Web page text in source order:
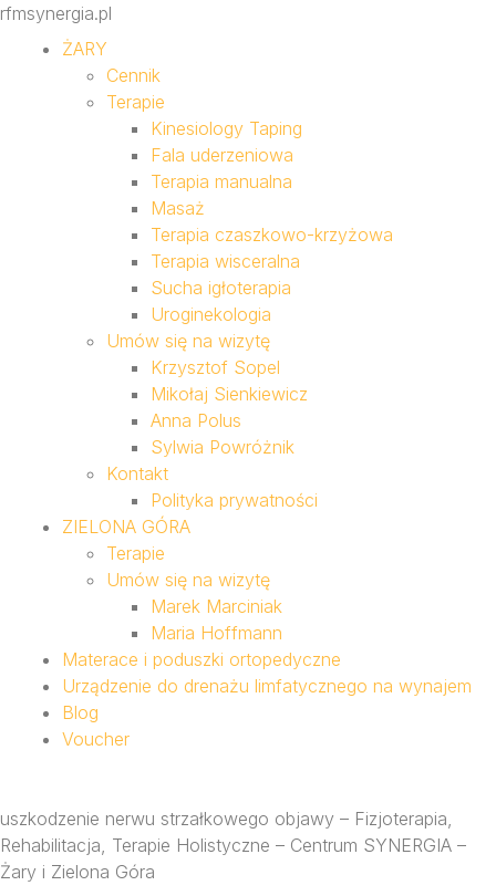
rfmsynergia.pl
ŻARY
Cennik
Terapie
Kinesiology Taping
Fala uderzeniowa
Terapia manualna
Masaż
Terapia czaszkowo-krzyżowa
Terapia wisceralna
Sucha igłoterapia
Uroginekologia
Umów się na wizytę
Krzysztof Sopel
Mikołaj Sienkiewicz
Anna Polus
Sylwia Powróżnik
Kontakt
Polityka prywatności
ZIELONA GÓRA
Terapie
Umów się na wizytę
Marek Marciniak
Maria Hoffmann
Materace i poduszki ortopedyczne
Urządzenie do drenażu limfatycznego na wynajem
Blog
Voucher
uszkodzenie nerwu strzałkowego objawy – Fizjoterapia,
Rehabilitacja, Terapie Holistyczne – Centrum SYNERGIA –
Żary i Zielona Góra